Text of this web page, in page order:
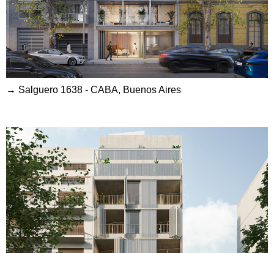
→ Salguero 1638 - CABA, Buenos Aires